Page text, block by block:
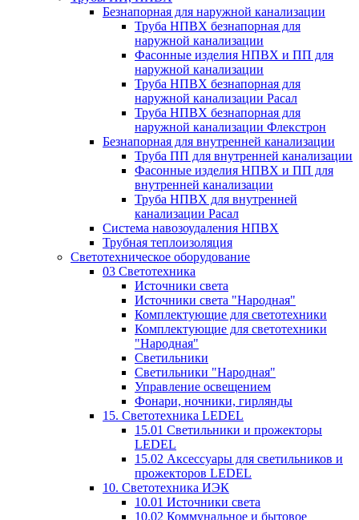
Безнапорная для наружной канализации
Труба НПВХ безнапорная для
наружной канализации
Фасонные изделия НПВХ и ПП для
наружной канализации
Труба НПВХ безнапорная для
наружной канализации Расал
Труба НПВХ безнапорная для
наружной канализации Флекстрон
Безнапорная для внутренней канализации
Труба ПП для внутренней канализации
Фасонные изделия НПВХ и ПП для
внутренней канализации
Труба НПВХ для внутренней
канализации Расал
Система навозоудаления НПВХ
Трубная теплоизоляция
Светотехническое оборудование
03 Светотехника
Источники света
Источники света "Народная"
Комплектующие для светотехники
Комплектующие для светотехники
"Народная"
Светильники
Светильники "Народная"
Управление освещением
Фонари, ночники, гирлянды
15. Светотехника LEDEL
15.01 Светильники и прожекторы
LEDEL
15.02 Аксессуары для светильников и
прожекторов LEDEL
10. Светотехника ИЭК
10.01 Источники света
10.02 Коммунальное и бытовое